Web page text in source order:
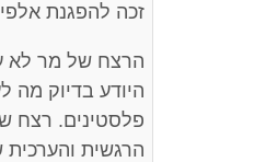
זכה להפגנת
הרצח של מר לא
היודע בדיוק מה
פלסטינים. רצח
הרגשית